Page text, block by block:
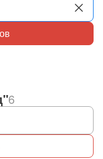
6